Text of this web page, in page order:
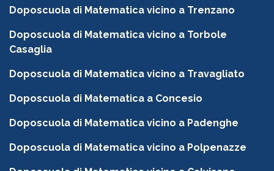
Doposcuola di Matematica vicino a Trenzano
Doposcuola di Matematica vicino a Torbole
Casaglia
Doposcuola di Matematica vicino a Travagliato
Doposcuola di Matematica a Concesio
Doposcuola di Matematica vicino a Padenghe
Doposcuola di Matematica vicino a Polpenazze